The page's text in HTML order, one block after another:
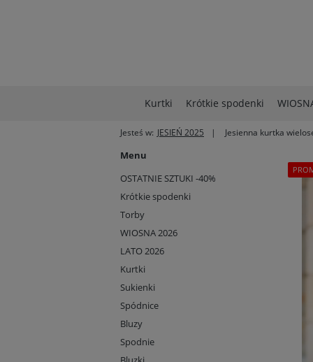
Kurtki Krótkie spodenki
Jesteś w: JESIEŃ 2025 Jesienna kurtka
Menu
OSTATNIE SZTUKI -40%
Krótkie spodenki
Torby
WIOSNA 2026
LATO 2026
Kurtki
Sukienki
Spódnice
Bluzy
Spodnie